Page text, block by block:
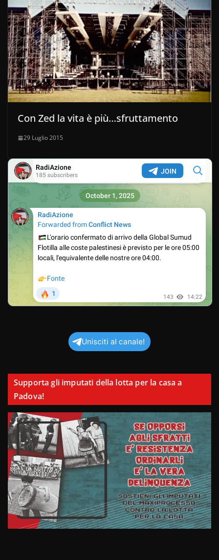
Con Zed la vita è più…sfruttamento
29 Luglio 2015
Unisciti al canale!
Supporta gli imputati della lotta per la casa a
Padova!